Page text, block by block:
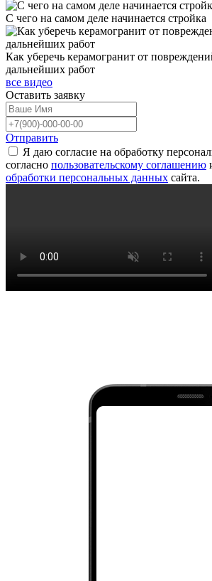
С чего на самом деле начинается стройка
Как уберечь керамогранит от
дальнейших работ
все видео
Оставить заявку
Отправить
Я даю согласие на обработку
согласно пользовательскому соглашению
обработки персональных данных сайта.